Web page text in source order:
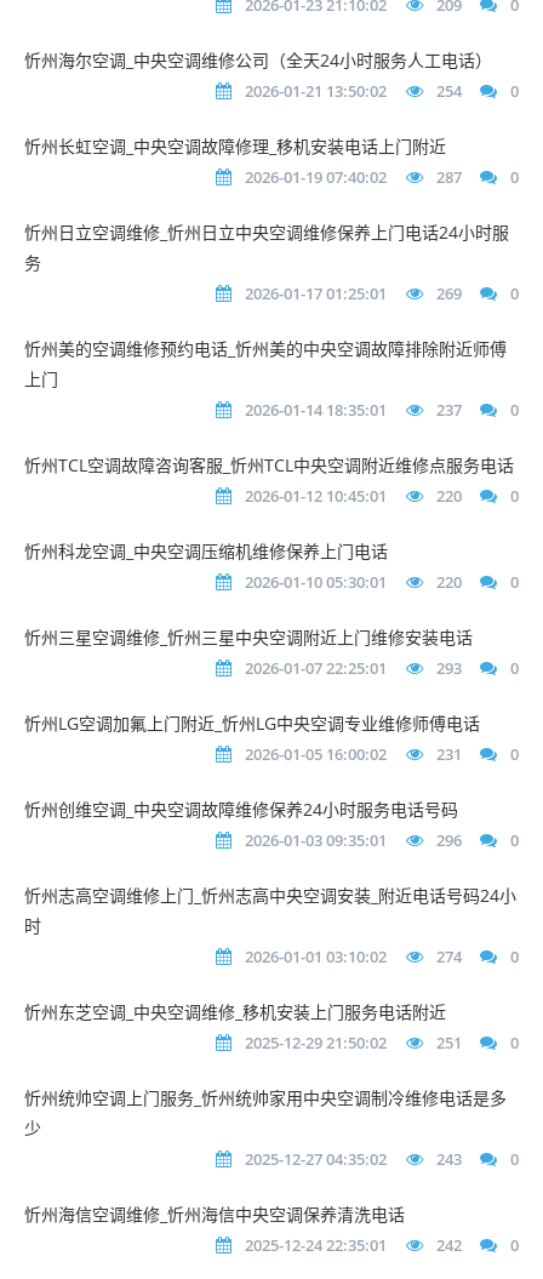
2026-01-23 21:10:02 209 0
忻州海尔空调_中央空调维修公司（全天24小时服务人工电话）
2026-01-21 13:50:02 254 0
忻州长虹空调_中央空调故障修理_移机安装电话上门附近
2026-01-19 07:40:02 287 0
忻州日立空调维修_忻州日立中央空调维修保养上门电话24小时服
务
2026-01-17 01:25:01 269 0
忻州美的空调维修预约电话_忻州美的中央空调故障排除附近师傅
上门
2026-01-14 18:35:01 237 0
忻州TCL空调故障咨询客服_忻州TCL中央空调附近维修点服务电话
2026-01-12 10:45:01 220 0
忻州科龙空调_中央空调压缩机维修保养上门电话
2026-01-10 05:30:01 220 0
忻州三星空调维修_忻州三星中央空调附近上门维修安装电话
2026-01-07 22:25:01 293 0
忻州LG空调加氟上门附近_忻州LG中央空调专业维修师傅电话
2026-01-05 16:00:02 231 0
忻州创维空调_中央空调故障维修保养24小时服务电话号码
2026-01-03 09:35:01 296 0
忻州志高空调维修上门_忻州志高中央空调安装_附近电话号码24小
时
2026-01-01 03:10:02 274 0
忻州东芝空调_中央空调维修_移机安装上门服务电话附近
2025-12-29 21:50:02 251 0
忻州统帅空调上门服务_忻州统帅家用中央空调制冷维修电话是多
少
2025-12-27 04:35:02 243 0
忻州海信空调维修_忻州海信中央空调保养清洗电话
2025-12-24 22:35:01 242 0